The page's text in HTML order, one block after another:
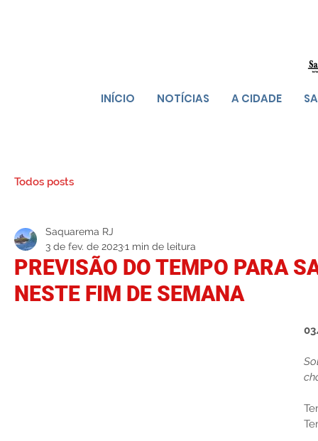
INÍCIO NOTÍCIAS A CIDADE
Todos posts
PREVISÃO DO TEMPO PARA
NESTE FIM DE SEMANA
Saquarema RJ
3 de fev. de 20231 min de leitura